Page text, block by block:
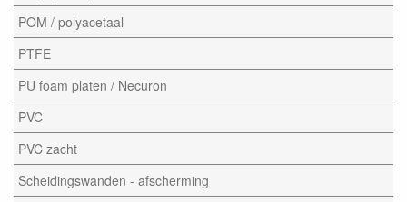
POM / polyacetaal
PTFE
PU foam platen / Necuron
PVC
PVC zacht
Scheidingswanden - afscherming